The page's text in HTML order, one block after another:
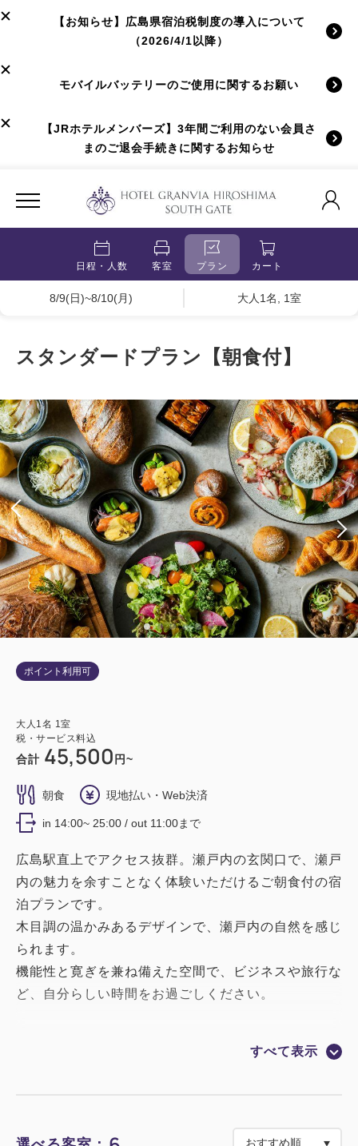
【お知らせ】広島県宿泊税制度の導入について
（2026/4/1以降）
モバイルバッテリーのご使用に関するお願い
【JRホテルメンバーズ】3年間ご利用のない会員さ
まのご退会手続きに関するお知らせ
日程・人数 客室 プラン カート
8/9(日)~8/10(月) 大人1名, 1室
スタンダードプラン【朝食付】
ポイント利用可
大人 1名 1室
税・サービス料込
合計 45,500 円~
朝食 現地払い・Web決済
in 14:00~ 25:00 / out 11:00まで
広島駅直上でアクセス抜群。瀬戸内の玄関口で、瀬戸
内の魅力を余すことなく体験いただけるご朝食付の宿
泊プランです。
木目調の温かみあるデザインで、瀬戸内の自然を感じ
られます。
機能性と寛ぎを兼ね備えた空間で、ビジネスや旅行な
ど、自分らしい時間をお過ごしください。
焼き立てのパンの香りとともに、心身ともにリフレッ
すべて表示